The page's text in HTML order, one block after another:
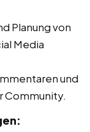
Planung von
Media
und
Community.